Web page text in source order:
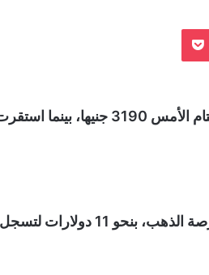
وسجل عيار21 نحو 3260 بعد أن افتتح التعاملات عند ختام الأمس